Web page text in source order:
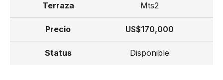
Mts2
US$170,000
Disponible